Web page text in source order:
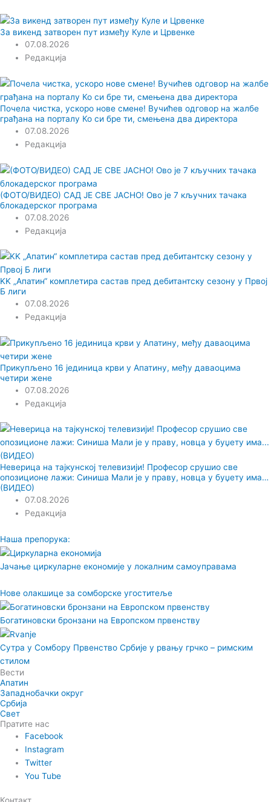
За викенд затворен пут између Куле и Црвенке
07.08.2026
Редакција
Почела чистка, ускоро нове смене! Вучићев одговор на жалбе
грађана на порталу Ко си бре ти, смењена два директора
07.08.2026
Редакција
(ФОТО/ВИДЕО) САД ЈЕ СВЕ ЈАСНО! Ово је 7 кључних тачака
блокадерског програма
07.08.2026
Редакција
KK „Апатин“ комплетира састав пред дебитантску сезону у Првој
Б лиги
07.08.2026
Редакција
Прикупљено 16 јединица крви у Апатину, међу даваоцима
четири жене
07.08.2026
Редакција
Неверица на тајкунској телевизији! Професор срушио све
опозиционе лажи: Синиша Мали је у праву, новца у буџету има…
(ВИДЕО)
07.08.2026
Редакција
Наша препорука:
Јачање циркуларне економије у локалним самоуправама
Нове олакшице за сомборске угоститеље
Богатиновски бронзани на Европском првенству
Сутра у Сомбору Првенство Србије у рвању грчко – римским
стилом
Вести
Апатин
Западнобачки округ
Србија
Свет
Пратите нас
Facebook
Instagram
Twitter
You Tube